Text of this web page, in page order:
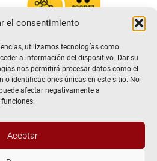
el consentimiento
utilizamos tecnologías como
a información del dispositivo. Dar su
nos permitirá procesar datos como el
o identificaciones únicas en este sitio. No
afectar negativamente a
Aceptar